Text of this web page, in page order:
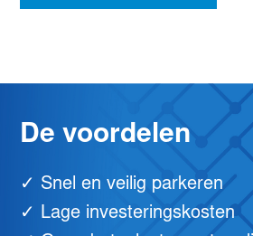
De voordelen
✓ Snel en veilig parkeren
✓ Lage investeringskosten